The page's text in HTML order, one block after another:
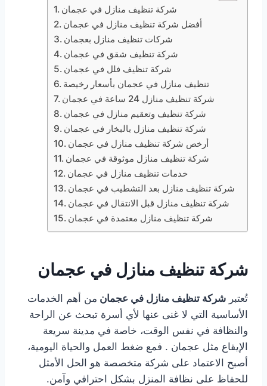
شركة تنظيف منازل في عجمان
أفضل شركة تنظيف منازل في عجمان
شركات تنظيف منازل بعجمان
شركة تنظيف شقق في عجمان
شركة تنظيف فلل في عجمان
تنظيف منازل في عجمان بأسعار رخيصة
شركة تنظيف منازل 24 ساعة في عجمان
شركة تنظيف وتعقيم منازل في عجمان
شركة تنظيف منازل بالبخار في عجمان
أرخص شركة تنظيف منازل في عجمان
شركة تنظيف منازل موثوقة في عجمان
خدمات تنظيف منازل في عجمان
شركة تنظيف منازل بعد التشطيب في عجمان
شركة تنظيف منازل قبل الانتقال في عجمان
شركة تنظيف منازل معتمدة في عجمان
شركة تنظيف منازل في عجمان
تُعتبر شركة تنظيف منازل في عجمان من أهم الخدمات
الأساسية التي لا غنى عنها لأي أسرة تبحث عن الراحة
والنظافة في نفس الوقت، خاصة في مدينة سريعة
الإيقاع مثل عجمان . فمع ضغط العمل والحياة اليومية،
أصبح الاعتماد على شركة متخصصة هو الحل الأمثل
للحفاظ على نظافة المنزل بشكل احترافي وآمن.